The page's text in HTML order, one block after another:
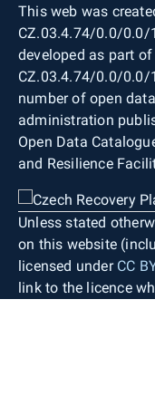
This web was
CZ.03.4.74/0.0/0.0/
developed as part
CZ.03.4.74/0.0/0.0/
number of open
administration
Open Data
and Resilience
Unless stated
on this website
licensed under CC
link to the licence